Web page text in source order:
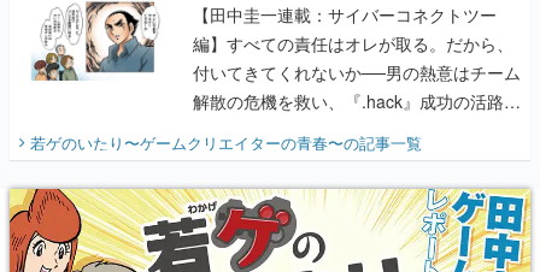
【田中圭一連載：サイバーコネクトツー
編】すべての責任はオレが取る。だから、
付いてきてくれないか──男の熱意はチーム
解散の危機を救い、『.hack』成功の活路を
『少年ジャンプ』色だった【若ゲのいた
り】
若ゲのいたり〜ゲームクリエイターの青春〜の記事一覧